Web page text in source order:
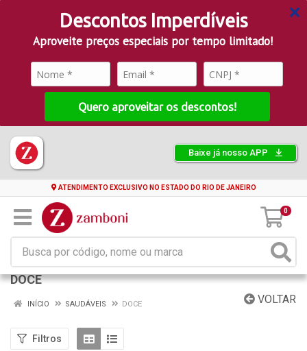
Descontos Imperdíveis
Aproveite preços especiais por tempo limitado!
Quero aproveitar os descontos!
Baixe já nosso APP
ATENDIMENTO EXCLUSIVO NO ESTADO DO RIO DE JANEIRO
0
DOCE
VOLTAR
INÍCIO SAUDÁVEIS DOCE
Filtros